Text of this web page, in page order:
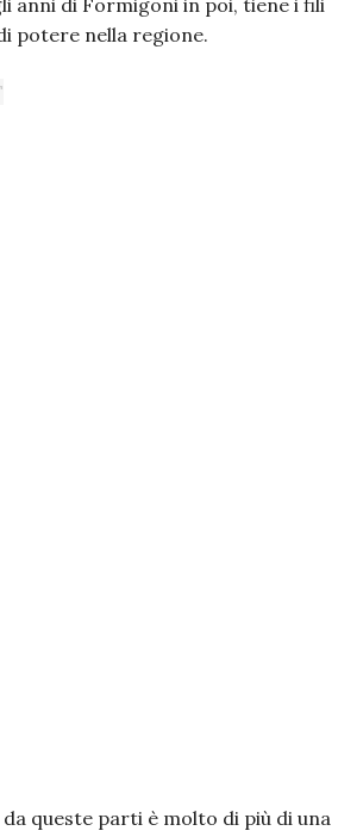
anni di Formigoni in poi, tiene i fili
potere nella regione.
queste parti è molto di più di una